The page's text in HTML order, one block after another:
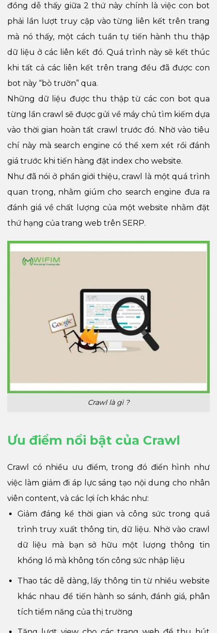
đồng dễ thấy giữa 2 thứ này chính là việc con bot
phải lần lượt truy cập vào từng liên kết trên trang
mà nó thấy, một cách tuần tự tiến hành thu thập
dữ liệu ở các liên kết đó. Quá trình này sẽ kết thúc
khi tất cả các liên kết trên trang đều đã được con
bot này “bò trườn” qua.
Những dữ liệu được thu thập từ các con bot qua
từng lần crawl sẽ được gửi về máy chủ tìm kiếm dựa
vào thời gian hoàn tất crawl trước đó. Nhờ vào tiêu
chí này mà search engine có thể xem xét rồi đánh
giá trước khi tiến hàng đặt index cho website.
Như đã nói ở phần giới thiệu, crawl là một quá trình
quan trọng, nhằm giúm cho search engine đưa ra
đánh giá về chất lượng của một website nhằm đặt
thứ hạng của trang web trên SERP.
Crawl là gì ?
Ưu điểm nổi bật của Crawl
Crawl có nhiều ưu điểm, trong đó điển hình như
việc làm giảm đi áp lực sáng tạo nội dung cho nhân
viên content, và các lợi ích khác như:
Giảm đáng kể thời gian và công sức trong quá
trình truy xuất thông tin, dữ liệu. Nhờ vào crawl
dữ liệu mà bạn sở hữu một lượng thông tin
khổng lồ mà không tốn công sức nhập liệu
Thao tác dễ dàng, lấy thông tin từ nhiều website
khác nhau để tiến hành so sánh, đánh giá, phân
tích tiềm năng của thị trường